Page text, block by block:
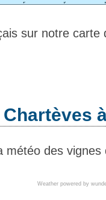
sur notre
météo des
Weather powered by